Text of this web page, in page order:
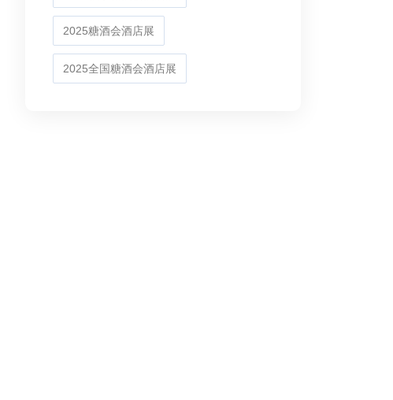
2025糖酒会酒店展
2025全国糖酒会酒店展